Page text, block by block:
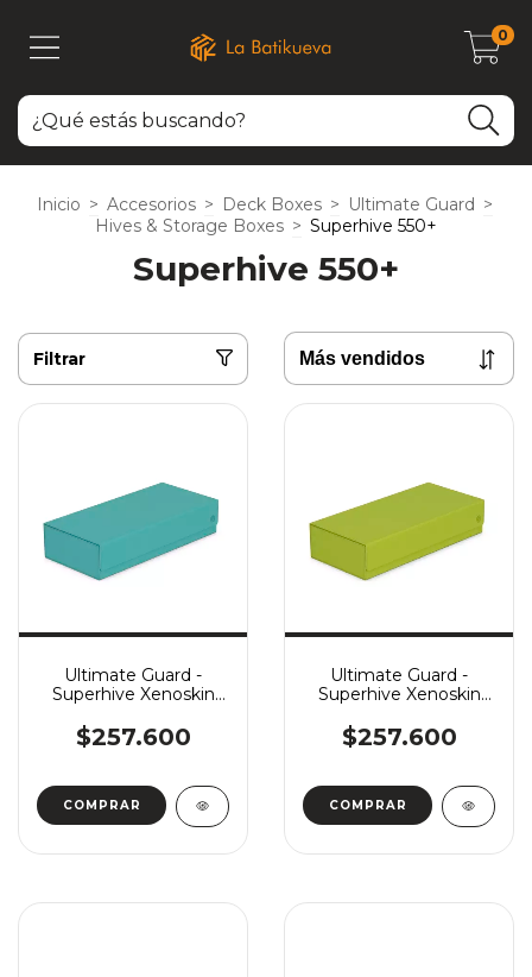
0
Inicio > Accesorios > Deck Boxes > Ultimate Guard >
Hives & Storage Boxes > Superhive 550+
Superhive 550+
Filtrar
Ultimate Guard -
Superhive Xenoskin
Edition 2025: Lagoon
$257.600
Ultimate Guard -
Superhive Xenoskin
Edition 2025: Lime
$257.600